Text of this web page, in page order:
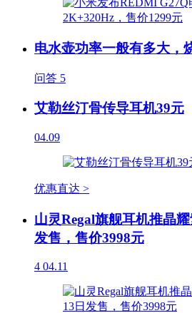
电水壶功率一般有多大，
问答 5
艾勒丝汀骨传导耳机39元
04.09
优惠直达 >
山灵Regal旗舰耳机推晶
发售，售价3998元
4 04.11